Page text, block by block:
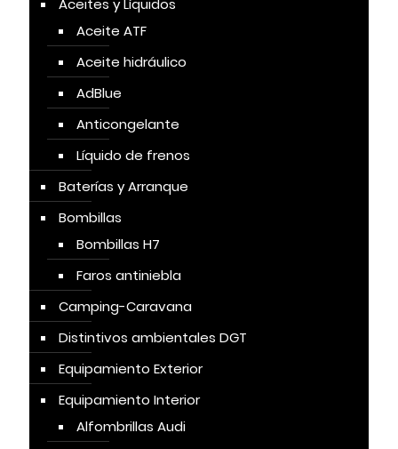
Aceites y Líquidos
Aceite ATF
Aceite hidráulico
AdBlue
Anticongelante
Líquido de frenos
Baterías y Arranque
Bombillas
Bombillas H7
Faros antiniebla
Camping-Caravana
Distintivos ambientales DGT
Equipamiento Exterior
Equipamiento Interior
Alfombrillas Audi